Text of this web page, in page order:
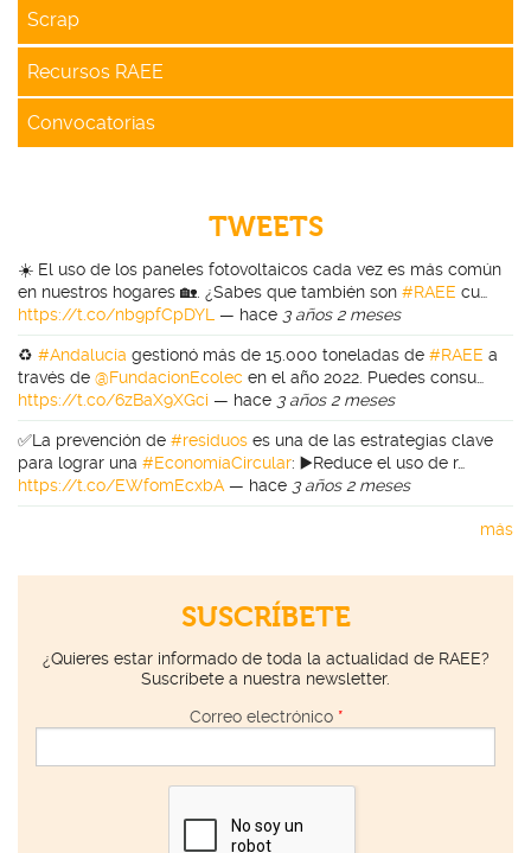
Scrap
Recursos RAEE
Convocatorias
TWEETS
☀️ El uso de los paneles fotovoltaicos cada vez es más común
en nuestros hogares 🏡. ¿Sabes que también son #RAEE cu…
https://t.co/nb9pfCpDYL
— hace 3 años 2 meses
♻️ #Andalucía gestionó más de 15.000 toneladas de #RAEE a
través de @FundacionEcolec en el año 2022. Puedes consu…
https://t.co/6zBaX9XGci — hace 3 años 2 meses
✅La prevención de #residuos es una de las estrategias clave
para lograr una #EconomíaCircular: ▶️Reduce el uso de r…
https://t.co/EWfomEcxbA — hace 3 años 2 meses
más
SUSCRÍBETE
¿Quieres estar informado de toda la actualidad de RAEE?
Suscríbete a nuestra newsletter.
Correo electrónico *